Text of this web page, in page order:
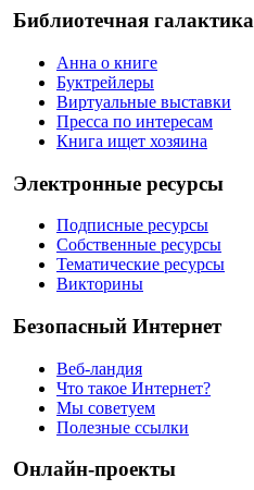
Библиотечная галактика
Анна о книге
Буктрейлеры
Виртуальные выставки
Пресса по интересам
Книга ищет хозяина
Электронные ресурсы
Подписные ресурсы
Собственные ресурсы
Тематические ресурсы
Викторины
Безопасный Интернет
Веб-ландия
Что такое Интернет?
Мы советуем
Полезные ссылки
Онлайн-проекты